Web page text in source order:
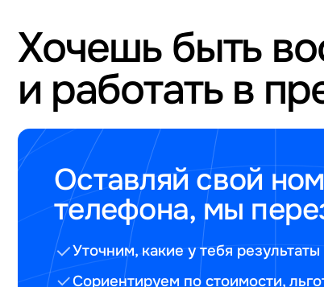
Хочешь быть
и работать в
Оставляй свой
телефона, мы
Уточним, какие у тебя
Сориентируем по стоимости,